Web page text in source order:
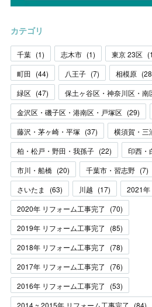
カテゴリ
千葉 (1) 志木市 (1) 東京 23区 (
町田 (44) 八王子 (7) 相模原 (28
緑区 (47) 保土ヶ谷区・神奈川区・南
金沢区・磯子区・港南区・戸塚区 (29)
藤沢・茅ヶ崎・平塚 (37) 横須賀・三
柏・松戸・野田・我孫子 (22) 印西・
市川・船橋 (20) 千葉市・習志野 (7)
さいたま
(63) 川越 (17) 2021年
2020年 リフォーム工事完了
(70)
2019年 リフォーム工事完了
(85)
2018年 リフォーム工事完了
(78)
2017年 リフォーム工事完了
(76)
2016年 リフォーム工事完了
(53)
2014 ~ 2015年 リフォーム工事完了
(84)